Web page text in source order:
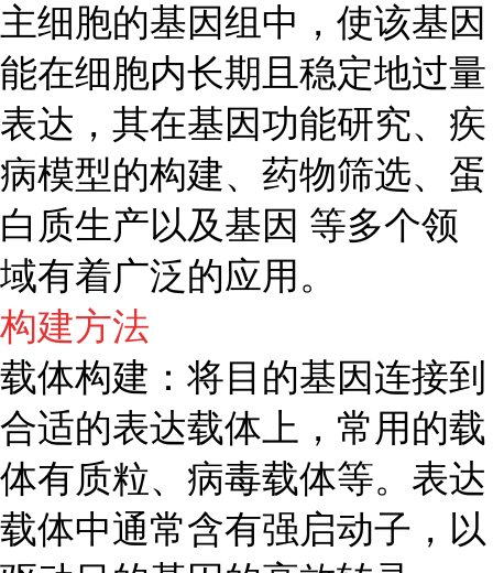
主细胞的基因组中，使该基因
能在细胞内长期且稳定地过量
表达，其在基因功能研究、疾
病模型的构建、药物筛选、蛋
白质生产以及基因 等多个领
域有着广泛的应用。
构建方法
载体构建：将目的基因连接到
合适的表达载体上，常用的载
体有质粒、病毒载体等。表达
载体中通常含有强启动子，以